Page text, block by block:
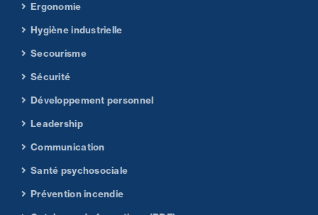
Ergonomie
Hygiène industrielle
Secourisme
Sécurité
Développement personnel
Leadership
Communication
Santé psychosociale
Prévention incendie